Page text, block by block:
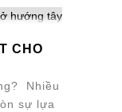
CHO
Nhiều
sự lựa